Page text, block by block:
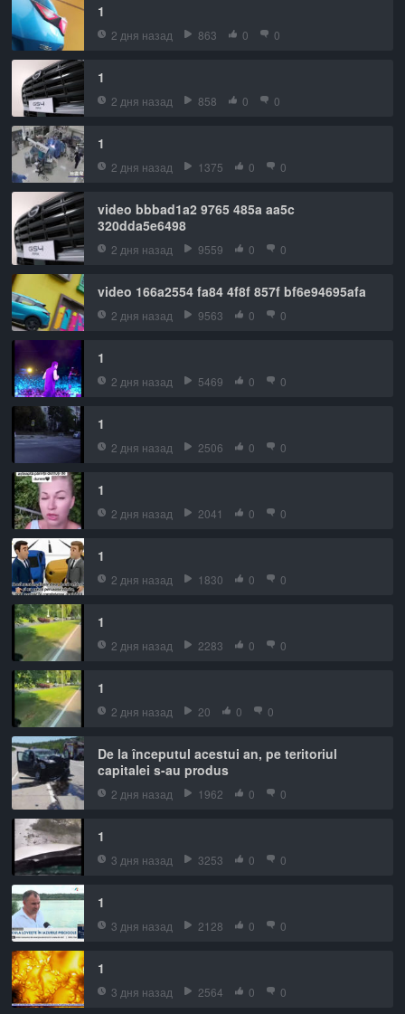
1
2 дня назад 863 0 0
1
2 дня назад 858 0 0
1
2 дня назад 1375 0 0
video bbbad1a2 9765 485a aa5c
320dda5e6498
2 дня назад 9559 0 0
video 166a2554 fa84 4f8f 857f bf6e94695afa
2 дня назад 9563 0 0
1
2 дня назад 5469 0 0
1
2 дня назад 2506 0 0
1
2 дня назад 2041 0 0
1
2 дня назад 1830 0 0
1
2 дня назад 2283 0 0
1
2 дня назад 20 0 0
De la începutul acestui an, pe teritoriul
capitalei s-au produs
2 дня назад 1962 0 0
1
3 дня назад 3253 0 0
1
3 дня назад 2128 0 0
1
3 дня назад 2564 0 0